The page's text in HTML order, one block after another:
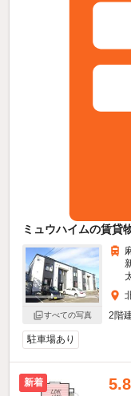
ミュウハイムの賃貸
すべての写真
2階
駐車場あり
新着 5.8